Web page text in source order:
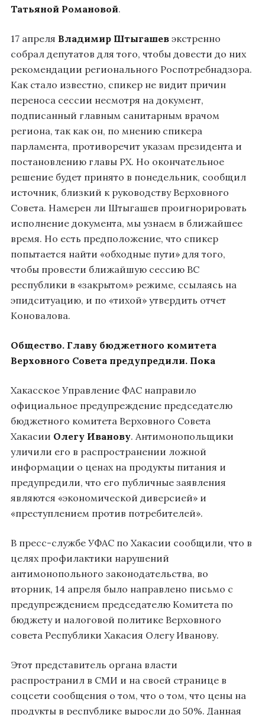
Татьяной Романовой.
17 апреля Владимир Штыгашев экстренно
собрал депутатов для того, чтобы довести до них
рекомендации регионального Роспотребнадзора.
Как стало известно, спикер не видит причин
переноса сессии несмотря на документ,
подписанный главным санитарным врачом
региона, так как он, по мнению спикера
парламента, противоречит указам президента и
постановлению главы РХ. Но окончательное
решение будет принято в понедельник, сообщил
источник, близкий к руководству Верховного
Совета. Намерен ли Штыгашев проигнорировать
исполнение документа, мы узнаем в ближайшее
время. Но есть предположение, что спикер
попытается найти «обходные пути» для того,
чтобы провести ближайшую сессию ВС
республики в «закрытом» режиме, ссылаясь на
эпидситуацию, и по «тихой» утвердить отчет
Коновалова.
Общество. Главу бюджетного комитета
Верховного Совета предупредили. Пока
Хакасское Управление ФАС направило
официальное предупреждение председателю
бюджетного комитета Верховного Совета
Хакасии Олегу Иванову. Антимонопольщики
уличили его в распространении ложной
информации о ценах на продукты питания и
предупредили, что его публичные заявления
являются «экономической диверсией» и
«преступлением против потребителей».
В пресс-службе УФАС по Хакасии сообщили, что в
целях профилактики нарушений
антимонопольного законодательства, во
вторник, 14 апреля было направлено письмо с
предупреждением председателю Комитета по
бюджету и налоговой политике Верховного
совета Республики Хакасия Олегу Иванову.
Этот представитель органа власти
распространил в СМИ и на своей странице в
соцсети сообщения о том, что о том, что цены на
продукты в республике выросли до 50%. Данная